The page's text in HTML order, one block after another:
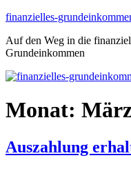
Zum
springen
finanzielles-
Auf den Weg in die
Grundeinkommen
Monat:
Auszahlung